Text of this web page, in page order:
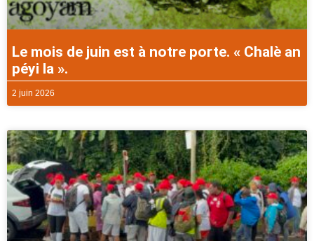
Le mois de juin est à notre porte. « Chalè an
péyi la ».
2 juin 2026